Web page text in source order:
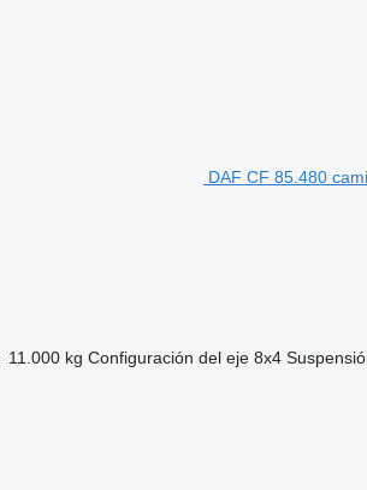
DAF CF 85.480
11.000 kg Configuración del eje 8x4